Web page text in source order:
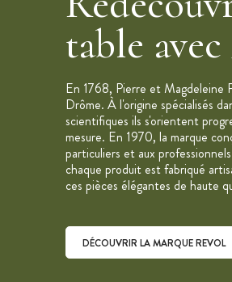
Diamètre :
Matériau :
ni cadmium
Finition
Couleur :
Motifs:
Fabriqué en
Passe au
Nettoyage
table avec
En 1768, Pierre et Magdeleine
Drôme. À l'origine spécialisés
scientifiques ils s'orientent
mesure. En 1970, la marque
particuliers et aux
chaque produit est fabriqué
ces pièces élégantes de haute
DÉCOUVRIR LA MARQUE REVOL